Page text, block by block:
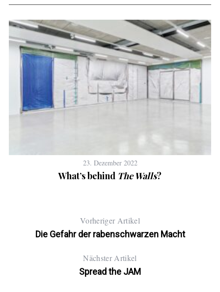
23. Dezember 2022
What’s behind The Walls?
Vorheriger Artikel
Die Gefahr der rabenschwarzen Macht
Nächster Artikel
Spread the JAM